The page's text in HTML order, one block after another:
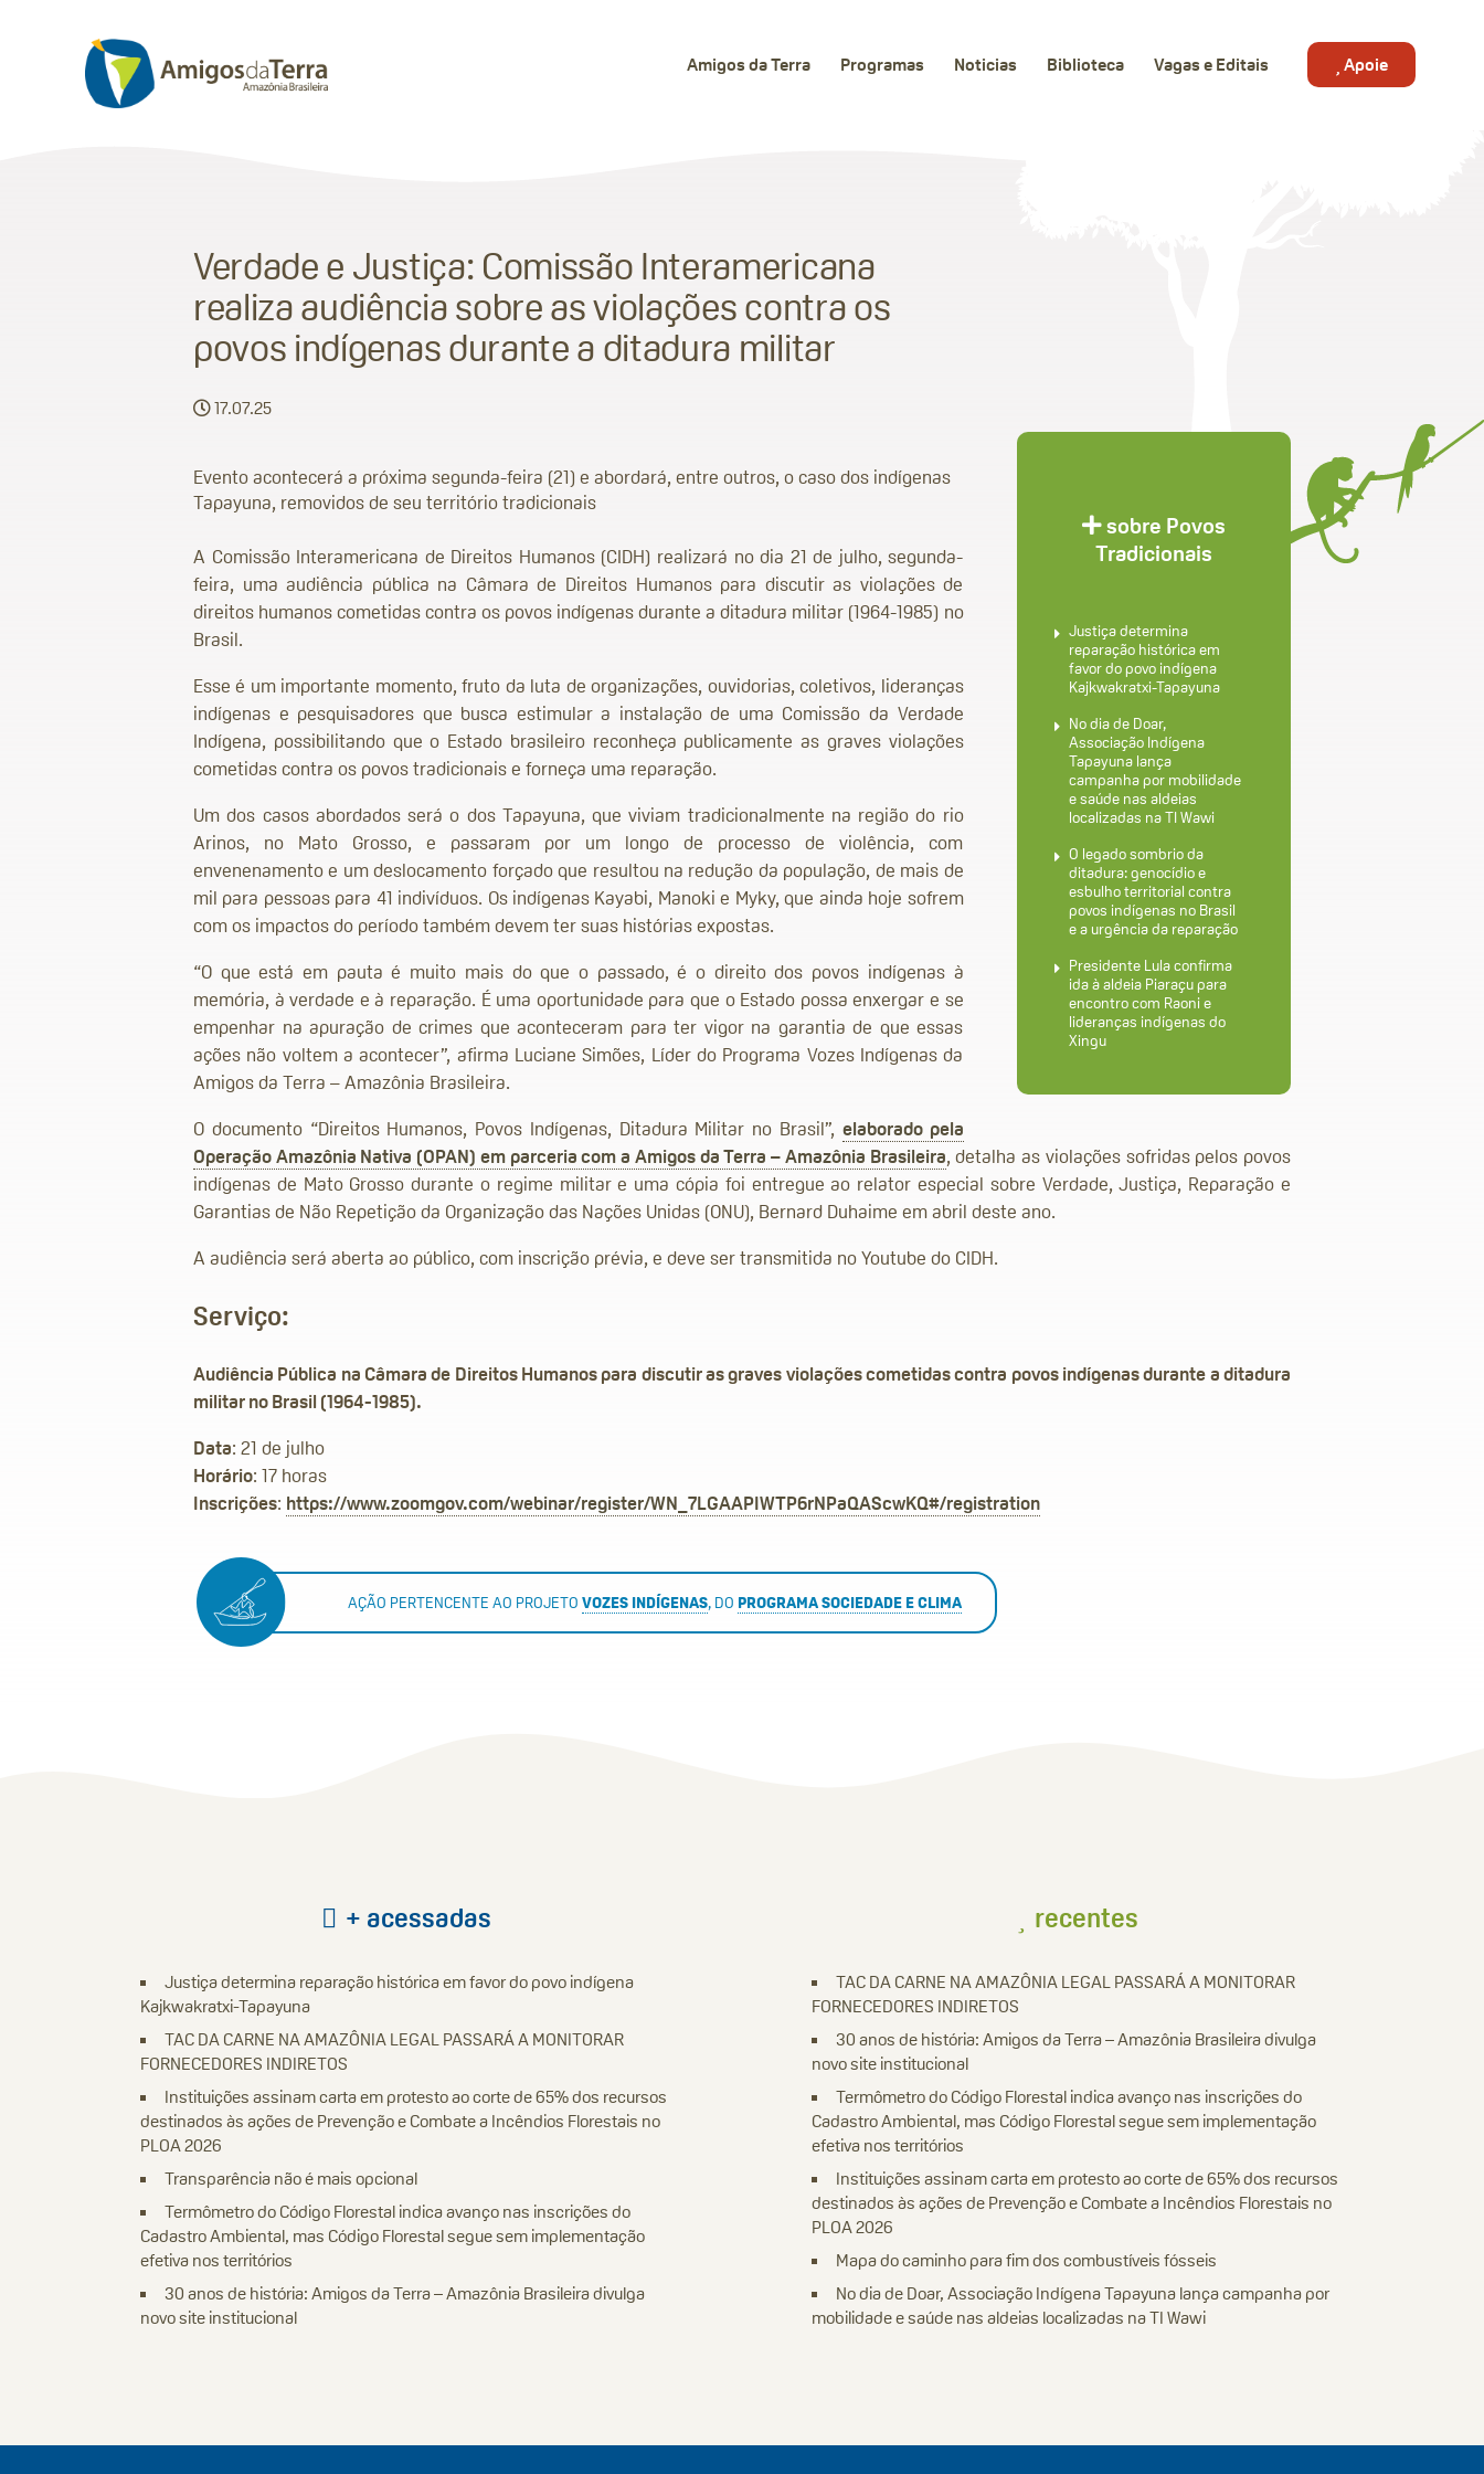
Amigos da Terra Programas Noticias Biblioteca Vagas e Editais Apoie
Verdade e Justiça: Comissão Interamericana
realiza audiência sobre as violações contra os
povos indígenas durante a ditadura militar
17.07.25
sobre Povos
Tradicionais
Justiça determina
reparação histórica em
favor do povo indígena
Kajkwakratxi-Tapayuna
No dia de Doar,
Associação Indígena
Tapayuna lança
campanha por mobilidade
e saúde nas aldeias
localizadas na TI Wawi
O legado sombrio da
ditadura: genocídio e
esbulho territorial contra
povos indígenas no Brasil
e a urgência da reparação
Presidente Lula confirma
ida à aldeia Piaraçu para
encontro com Raoni e
lideranças indígenas do
Xingu
Evento acontecerá a próxima segunda-feira (21) e abordará, entre outros, o caso dos indígenas
Tapayuna, removidos de seu território tradicionais
A Comissão Interamericana de Direitos Humanos (CIDH) realizará no dia 21 de julho, segunda-
feira, uma audiência pública na Câmara de Direitos Humanos para discutir as violações de
direitos humanos cometidas contra os povos indígenas durante a ditadura militar (1964-1985) no
Brasil.
Esse é um importante momento, fruto da luta de organizações, ouvidorias, coletivos, lideranças
indígenas e pesquisadores que busca estimular a instalação de uma Comissão da Verdade
Indígena, possibilitando que o Estado brasileiro reconheça publicamente as graves violações
cometidas contra os povos tradicionais e forneça uma reparação.
Um dos casos abordados será o dos Tapayuna, que viviam tradicionalmente na região do rio
Arinos, no Mato Grosso, e passaram por um longo de processo de violência, com
envenenamento e um deslocamento forçado que resultou na redução da população, de mais de
mil para pessoas para 41 indivíduos. Os indígenas Kayabi, Manoki e Myky, que ainda hoje sofrem
com os impactos do período também devem ter suas histórias expostas.
“O que está em pauta é muito mais do que o passado, é o direito dos povos indígenas à
memória, à verdade e à reparação. É uma oportunidade para que o Estado possa enxergar e se
empenhar na apuração de crimes que aconteceram para ter vigor na garantia de que essas
ações não voltem a acontecer”, afirma Luciane Simões, Líder do Programa Vozes Indígenas da
Amigos da Terra – Amazônia Brasileira.
O documento “Direitos Humanos, Povos Indígenas, Ditadura Militar no Brasil”, elaborado pela
Operação Amazônia Nativa (OPAN) em parceria com a Amigos da Terra – Amazônia Brasileira, detalha as violações sofridas pelos povos
indígenas de Mato Grosso durante o regime militar e uma cópia foi entregue ao relator especial sobre Verdade, Justiça, Reparação e
Garantias de Não Repetição da Organização das Nações Unidas (ONU), Bernard Duhaime em abril deste ano.
A audiência será aberta ao público, com inscrição prévia, e deve ser transmitida no Youtube do CIDH.
Serviço:
Audiência Pública na Câmara de Direitos Humanos para discutir as graves violações cometidas contra povos indígenas durante a ditadura
militar no Brasil (1964-1985).
Data: 21 de julho
Horário: 17 horas
Inscrições: https://www.zoomgov.com/webinar/register/WN_7LGAAPIWTP6rNPaQAScwKQ#/registration
AÇÃO PERTENCENTE AO PROJETO VOZES INDÍGENAS, DO PROGRAMA SOCIEDADE E CLIMA
+ acessadas
Justiça determina reparação histórica em favor do povo indígena
Kajkwakratxi-Tapayuna
TAC DA CARNE NA AMAZÔNIA LEGAL PASSARÁ A MONITORAR
FORNECEDORES INDIRETOS
Instituições assinam carta em protesto ao corte de 65% dos recursos
destinados às ações de Prevenção e Combate a Incêndios Florestais no
PLOA 2026
Transparência não é mais opcional
Termômetro do Código Florestal indica avanço nas inscrições do
Cadastro Ambiental, mas Código Florestal segue sem implementação
efetiva nos territórios
30 anos de história: Amigos da Terra – Amazônia Brasileira divulga
novo site institucional
recentes
TAC DA CARNE NA AMAZÔNIA LEGAL PASSARÁ A MONITORAR
FORNECEDORES INDIRETOS
30 anos de história: Amigos da Terra – Amazônia Brasileira divulga
novo site institucional
Termômetro do Código Florestal indica avanço nas inscrições do
Cadastro Ambiental, mas Código Florestal segue sem implementação
efetiva nos territórios
Instituições assinam carta em protesto ao corte de 65% dos recursos
destinados às ações de Prevenção e Combate a Incêndios Florestais no
PLOA 2026
Mapa do caminho para fim dos combustíveis fósseis
No dia de Doar, Associação Indígena Tapayuna lança campanha por
mobilidade e saúde nas aldeias localizadas na TI Wawi